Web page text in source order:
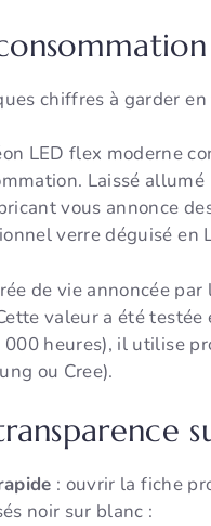
chiffres à garder
LED flex moderne
Laissé allumé
vous annonce
verre déguisé en
de vie annoncée
valeur a été
000 heures), il utilise
ou Cree).
: ouvrir la fiche
noir sur blanc :